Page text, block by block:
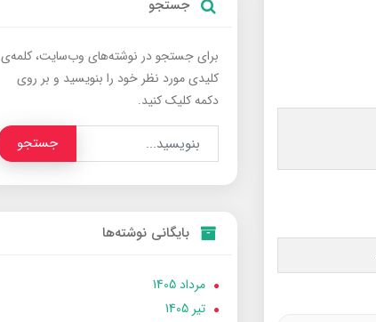
جستجو
برای جستجو در نوشته‌های وب‌سایت، کلمه‌ی
کلیدی مورد نظر خود را بنویسید و بر روی
دکمه کلیک کنید.
جستجو
بایگانی نوشته‌ها
مرداد 1405
تير 1405